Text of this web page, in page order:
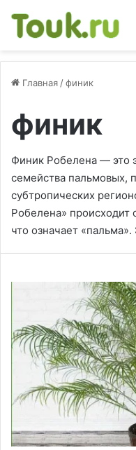
Главная /финик
финик
Финик Робелена — это
семейства пальмовых,
субтропических
Робелена» происходит
что означает